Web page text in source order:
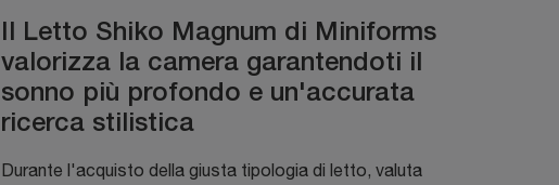
Il Letto Shiko Magnum di Miniforms
valorizza la camera garantendoti il
sonno più profondo e un'accurata
ricerca stilistica
Durante l'acquisto della giusta tipologia di letto, valuta